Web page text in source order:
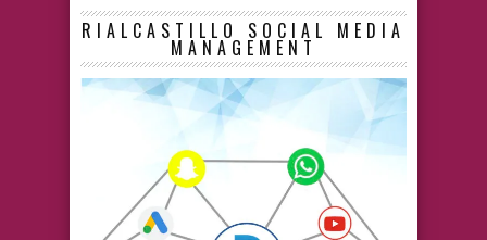
RIALCASTILLO SOCIAL MEDIA
MANAGEMENT